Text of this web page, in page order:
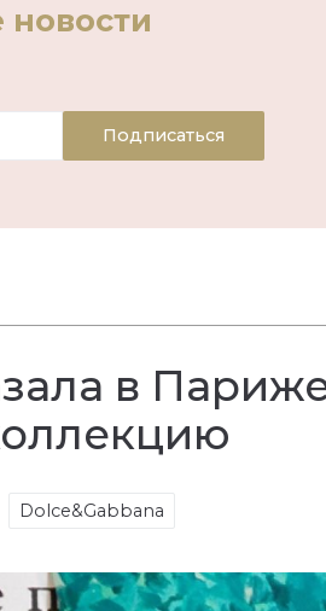
Подписаться
в
Dolce&Gabbana